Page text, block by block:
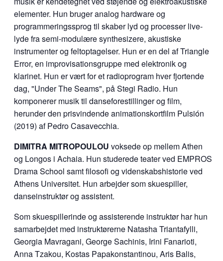
elementer. Hun bruger analog hardware og
programmeringssprog tilskaber lyd og processer live-
lyde fra semi-modulære synthesizere, akustiske
instrumenter og feltoptagelser. Hun er en del af Triangle
Error, en improvisationsgruppe med elektronik og
klarinet. Hun er vært for et radioprogram hver fjortende
dag, "Under The Seams", på Stegi Radio. Hun
komponerer musik til danseforestillinger og film,
herunder den prisvindende animationskortfilm Pulsión
(2019) af Pedro Casavecchia.
DIMITRA MITROPOULOU voksede op mellem Athen
og Longos i Achaia. Hun studerede teater ved EMPROS
Drama School samt filosofi og videnskabshistorie ved
Athens Universitet. Hun arbejder som skuespiller,
danseinstruktør og assistent.
Som skuespillerinde og assisterende instruktør har hun
samarbejdet med instruktørerne Natasha Triantafylli,
Georgia Mavragani, George Sachinis, Irini Fanarioti,
Anna Tzakou, Kostas Papakonstantinou, Aris Balis,